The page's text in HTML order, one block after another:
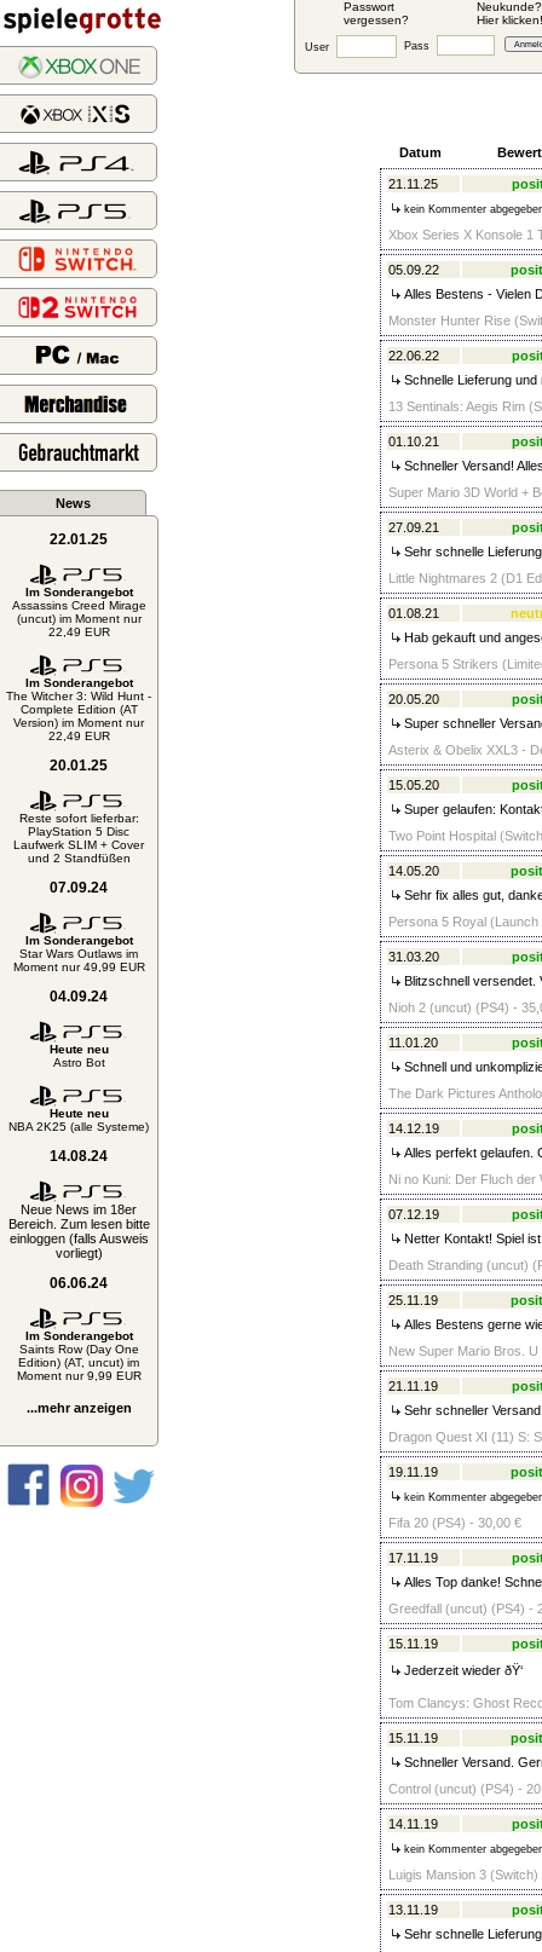
Passwort
vergessen?
Neukunde?
Hier klicken!
User Pass
News
22.01.25
Im Sonderangebot
Assassins Creed Mirage
(uncut) im Moment nur
22,49 EUR
Im Sonderangebot
The Witcher 3: Wild Hunt -
Complete Edition (AT
Version) im Moment nur
22,49 EUR
20.01.25
Reste sofort lieferbar:
PlayStation 5 Disc
Laufwerk SLIM + Cover
und 2 Standfüßen
07.09.24
Im Sonderangebot
Star Wars Outlaws im
Moment nur 49,99 EUR
04.09.24
Heute neu
Astro Bot
Heute neu
NBA 2K25 (alle Systeme)
14.08.24
Neue News im 18er
Bereich. Zum lesen bitte
einloggen (falls Ausweis
vorliegt)
06.06.24
Im Sonderangebot
Saints Row (Day One
Edition) (AT, uncut) im
Moment nur 9,99 EUR
...mehr anzeigen
Datum
21.11.25
kein Kommenter
Xbox Series X Konsole 1
05.09.22
Alles Bestens - Vielen
Monster Hunter Rise
22.06.22
Schnelle Lieferung
13 Sentinals: Aegis Rim
01.10.21
Schneller Versand!
Super Mario 3D World +
27.09.21
Sehr schnelle
Little Nightmares 2 (D1
01.08.21
Hab gekauft und
Persona 5 Strikers
20.05.20
Super schneller
Asterix & Obelix XXL3 -
15.05.20
Super gelaufen:
Two Point Hospital
14.05.20
Sehr fix alles gut,
Persona 5 Royal
31.03.20
Blitzschnell versendet.
Nioh 2 (uncut) (PS4) -
11.01.20
Schnell und
The Dark Pictures
14.12.19
Alles perfekt gelaufen.
Ni no Kuni: Der Fluch der
07.12.19
Netter Kontakt! Spiel
Death Stranding (uncut)
25.11.19
Alles Bestens gerne
New Super Mario Bros.
21.11.19
Sehr schneller
Dragon Quest XI (11) S:
19.11.19
kein Kommenter
Fifa 20 (PS4) - 30,00 €
17.11.19
Alles Top danke!
Greedfall (uncut) (PS4) -
15.11.19
Jederzeit wieder ðŸ‘
Tom Clancys: Ghost
15.11.19
Schneller Versand.
Control (uncut) (PS4) -
14.11.19
kein Kommenter
Luigis Mansion 3 (Switch)
13.11.19
Sehr schnelle